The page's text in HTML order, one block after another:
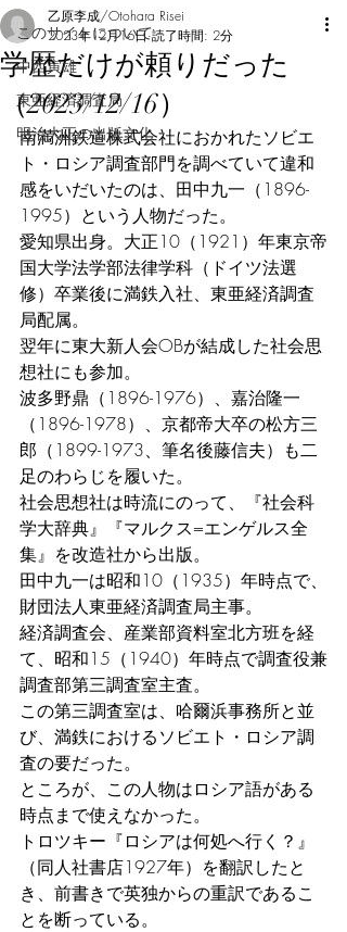
このサイトについて
中西寅雄
東亜経済調査局
明治大正の出版文化
学歴だけが頼りだった
（2023/12/16）
乙原李成/Otohara Risei
2023年12月16日 読了時間: 2分
南満洲鉄道株式会社におかれたソビエ
ト・ロシア調査部門を調べていて違和
感をいだいたのは、田中九一（1896-
1995）という人物だった。
愛知県出身。大正10（1921）年東京帝
国大学法学部法律学科（ドイツ法選
修）卒業後に満鉄入社、東亜経済調査
局配属。
翌年に東大新人会OBが結成した社会思
想社にも参加。
波多野鼎（1896-1976）、嘉治隆一
（1896-1978）、京都帝大卒の松方三
郎（1899-1973、筆名後藤信夫）も二
足のわらじを履いた。
社会思想社は時流にのって、『社会科
学大辞典』『マルクス=エンゲルス全
集』を改造社から出版。
田中九一は昭和10（1935）年時点で、
財団法人東亜経済調査局主事。
経済調査会、産業部資料室北方班を経
て、昭和15（1940）年時点で調査役兼
調査部第三調査室主査。
この第三調査室は、哈爾浜事務所と並
び、満鉄におけるソビエト・ロシア調
査の要だった。
ところが、この人物はロシア語がある
時点まで使えなかった。
トロツキー『ロシアは何処へ行く？』
（同人社書店1927年）を翻訳したと
き、前書きで英独からの重訳であるこ
とを断っている。